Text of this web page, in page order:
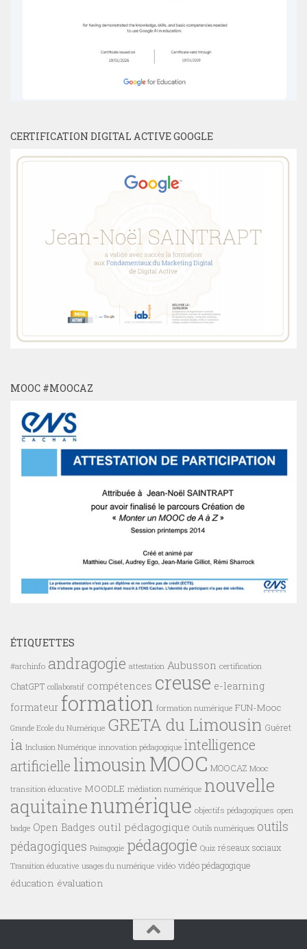
CERTIFICATION DIGITAL ACTIVE GOOGLE
MOOC #MOOCAZ
ÉTIQUETTES
#archinfo andragogie attestation Aubusson certification
ChatGPT collaboratif compétences creuse e-learning
formateur formation formation numérique FUN-Mooc
Grande Ecole du Numérique GRETA du Limousin Guéret
ia Inclusion Numérique innovation pédagogique intelligence
artificielle limousinMOOC MOOCAZ Mooc
transition éducative MOODLE médiation numérique nouvelle
aquitainenumérique objectifs pédagogiques open
badge Open Badges outil pédagogique Outils numériques outils
pédagogiques Pairagogie pédagogie Quiz réseaux sociaux
Transition éducative usages du numérique vidéo vidéo pédagogique
éducation évaluation